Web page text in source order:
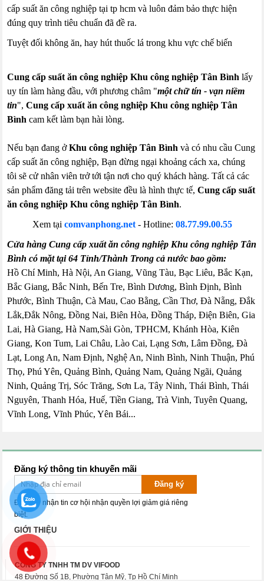
cấp suất ăn công nghiệp tại tp hcm và luôn đảm bảo thực hiện
đúng quy trình tiêu chuẩn đã đề ra.
Tuyệt đối không ăn, hay hút thuốc lá trong khu vực chế biến
Cung cấp suất ăn công nghiệp Khu công nghiệp Tân Bình lấy
uy tín làm hàng đầu, với phương châm "một chữ tín - vạn niềm
tin",Cung cấp xuất ăn công nghiệp Khu công nghiệp Tân
Bình cam kết làm bạn hài lòng.
Nếu bạn đang ởKhu công nghiệp Tân Bình và có nhu cầu Cung
cấp suất ăn công nghiệp, Bạn đừng ngại khoảng cách xa, chúng
tôi sẽ cử nhân viên trở tới tận nơi cho quý khách hàng. Tất cả các
sản phẩm đăng tải trên website đều là hình thực tế,Cung cấp suất
ăn công nghiệp Khu công nghiệp Tân Bình.
Xem tại comvanphong.net- Hotline: 08.77.99.00.55
Cửa hàng Cung cấp xuất ăn công nghiệp Khu công nghiệp Tân
Bình có mặt tại 64 Tỉnh/Thành Trong cả nước bao gồm:
Hồ Chí Minh, Hà Nội, An Giang, Vũng Tàu, Bạc Liêu, Bắc Kạn,
Bắc Giang, Bắc Ninh, Bến Tre, Bình Dương, Bình Định, Bình
Phước, Bình Thuận, Cà Mau, Cao Bằng, Cần Thơ, Đà Nẵng, Đắk
Lắk,Đắk Nông, Đồng Nai, Biên Hòa, Đồng Tháp, Điện Biên, Gia
Lai, Hà Giang, Hà Nam,Sài Gòn, TPHCM, Khánh Hòa, Kiên
Giang, Kon Tum, Lai Châu, Lào Cai, Lạng Sơn, Lâm Đồng, Đà
Lạt, Long An, Nam Định, Nghệ An, Ninh Bình, Ninh Thuận, Phú
Thọ, Phú Yên, Quảng Bình, Quảng Nam, Quảng Ngãi, Quảng
Ninh, Quảng Trị, Sóc Trăng, Sơn La, Tây Ninh, Thái Bình, Thái
Nguyên, Thanh Hóa, Huế, Tiền Giang, Trà Vinh, Tuyên Quang,
Vĩnh Long, Vĩnh Phúc, Yên Bái...
Đăng ký thông tin khuyến mãi
Đăng ký
Đăng ký nhận tin cơ hội nhận quyền lợi giảm giá riêng
biệt.
GIỚI THIỆU
CÔNG TY TNHH TM DV VIFOOD
48 Đường Số 1B, Phường Tân Mỹ, Tp Hồ Chí Minh